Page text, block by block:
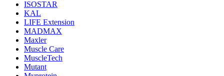
ISOSTAR
KAL
LIFE Extension
MADMAX
Maxler
Muscle Care
MuscleTech
Mutant